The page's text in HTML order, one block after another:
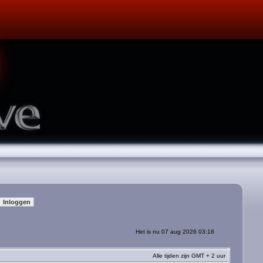
Het is nu 07 aug 2026 03:18
Alle tijden zijn GMT + 2 uur